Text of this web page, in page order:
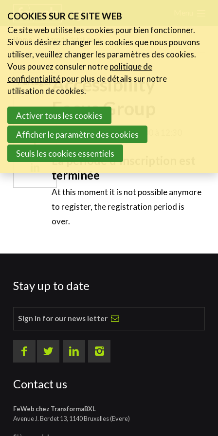
links
Jump
to
navigation
Jump
main
content
FR NL
Home Agenda detail page
Partager
Share
on
Twitter
Share
on
Linkedin
Accessibility
Focus Group
mardi 12 mai 2026 de 11:00 à 12:30
La période d'inscription est
terminée
At this moment it is not possible anymore
to register, the registration period is
over.
Stay up to date
Sign in for our news letter
Contact us
FeWeb chez TransformaBXL
Avenue J. Bordet 13, 1140 Bruxelles (Evere)
Actualités
Activités
Cases Gallery
Le Toolbox
Annuaire prestataires
A propos
COOKIES SUR CE SITE WEB
Ce site web utilise les cookies pour bien fonctionner.
Si vous désirez changer les cookies que nous pouvons
utiliser, veuillez changer les paramètres des cookies.
Vous pouvez consuler notrepolitique de
confidentialitépour plus de détails sur notre
utilisation de cookies.
Activer tous les cookies
Afficher le paramètre des cookies
Seuls les cookies essentiels